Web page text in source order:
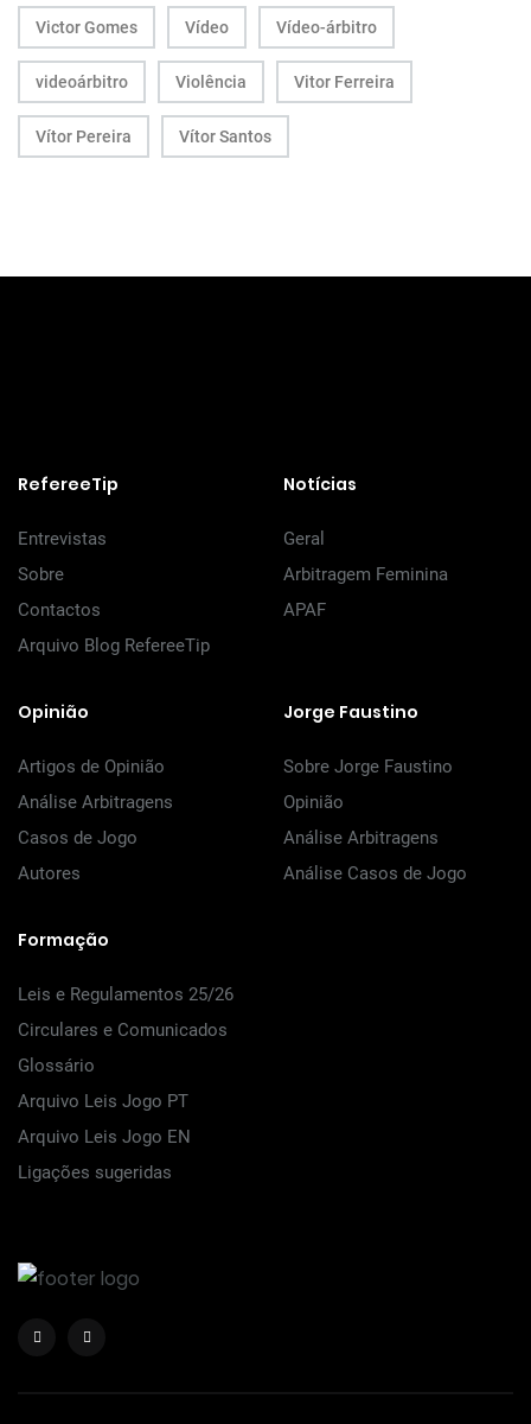
Victor Gomes Vídeo Vídeo-árbitro
videoárbitro Violência Vitor Ferreira
Vítor Pereira Vítor Santos
RefereeTip
Entrevistas
Sobre
Contactos
Arquivo Blog RefereeTip
Notícias
Geral
Arbitragem Feminina
APAF
Opinião
Artigos de Opinião
Análise Arbitragens
Casos de Jogo
Autores
Jorge Faustino
Sobre Jorge Faustino
Opinião
Análise Arbitragens
Análise Casos de Jogo
Formação
Leis e Regulamentos 25/26
Circulares e Comunicados
Glossário
Arquivo Leis Jogo PT
Arquivo Leis Jogo EN
Ligações sugeridas